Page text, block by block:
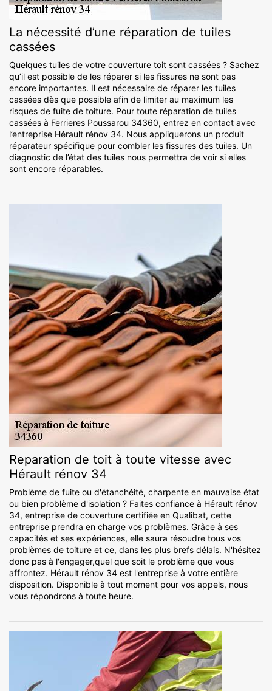
La nécessité d’une réparation de tuiles
cassées
Quelques tuiles de votre couverture toit sont cassées ? Sachez
qu’il est possible de les réparer si les fissures ne sont pas
encore importantes. Il est nécessaire de réparer les tuiles
cassées dès que possible afin de limiter au maximum les
risques de fuite de toiture. Pour toute réparation de tuiles
cassées à Ferrieres Poussarou 34360, entrez en contact avec
l’entreprise Hérault rénov 34. Nous appliquerons un produit
réparateur spécifique pour combler les fissures des tuiles. Un
diagnostic de l’état des tuiles nous permettra de voir si elles
sont encore réparables.
Reparation de toit à toute vitesse avec
Hérault rénov 34
Problème de fuite ou d'étanchéité, charpente en mauvaise état
ou bien problème d'isolation ? Faites confiance à Hérault rénov
34, entreprise de couverture certifiée en Qualibat, cette
entreprise prendra en charge vos problèmes. Grâce à ses
capacités et ses expériences, elle saura résoudre tous vos
problèmes de toiture et ce, dans les plus brefs délais. N'hésitez
donc pas à l'engager,quel que soit le problème que vous
affrontez. Hérault rénov 34 est l'entreprise à votre entière
disposition. Disponible à tout moment pour vos appels, nous
vous répondrons à toute heure.